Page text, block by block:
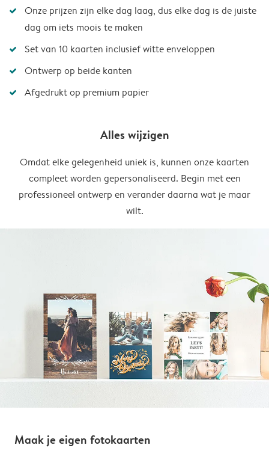
Onze prijzen zijn elke dag laag, dus elke dag is de juiste
dag om iets moois te maken
Set van 10 kaarten inclusief witte enveloppen
Ontwerp op beide kanten
Afgedrukt op premium papier
Alles wijzigen
Omdat elke gelegenheid uniek is, kunnen onze kaarten
compleet worden gepersonaliseerd. Begin met een
professioneel ontwerp en verander daarna wat je maar
wilt.
Maak je eigen fotokaarten